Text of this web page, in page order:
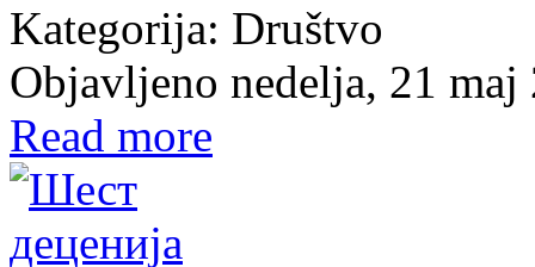
Kategorija: Društvo
Objavljeno nedelja, 21 maj
Read more